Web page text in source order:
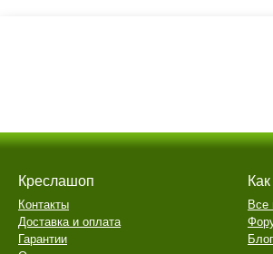
Креслашоп
Контакты
Доставка и оплата
Гарантии
Все
Блог